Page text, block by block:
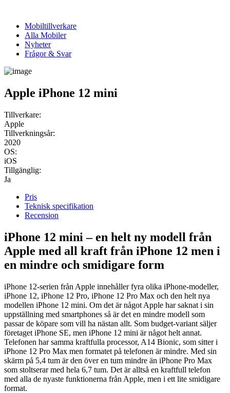
Mobiltillverkare
Alla Mobiler
Nyheter
Frågor & Svar
Apple iPhone 12 mini
Tillverkare:
Apple
Tillverkningsår:
2020
OS:
iOS
Tillgänglig:
Ja
Pris
Teknisk specifikation
Recension
iPhone 12 mini – en helt ny modell från
Apple med all kraft från iPhone 12 men i
en mindre och smidigare form
iPhone 12-serien från Apple innehåller fyra olika iPhone-modeller,
iPhone 12, iPhone 12 Pro, iPhone 12 Pro Max och den helt nya
modellen iPhone 12 mini. Om det är något Apple har saknat i sin
uppställning med smartphones så är det en mindre modell som
passar de köpare som vill ha nästan allt. Som budget-variant säljer
företaget iPhone SE, men iPhone 12 mini är något helt annat.
Telefonen har samma kraftfulla processor, A14 Bionic, som sitter i
iPhone 12 Pro Max men formatet på telefonen är mindre. Med sin
skärm på 5,4 tum är den över en tum mindre än iPhone Pro Max
som stoltserar med hela 6,7 tum. Det är alltså en kraftfull telefon
med alla de nyaste funktionerna från Apple, men i ett lite smidigare
format.